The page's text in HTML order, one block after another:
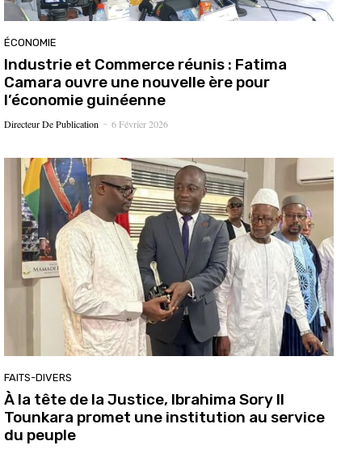
ÉCONOMIE
Industrie et Commerce réunis : Fatima
Camara ouvre une nouvelle ère pour
l’économie guinéenne
Directeur De Publication - 6 Février 2026
FAITS-DIVERS
À la tête de la Justice, Ibrahima Sory II
Tounkara promet une institution au service
du peuple